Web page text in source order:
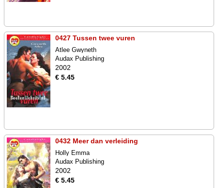
0427 Tussen twee vuren
Atlee Gwyneth
Audax Publishing
2002
€ 5.45
0432 Meer dan verleiding
Holly Emma
Audax Publishing
2002
€ 5.45